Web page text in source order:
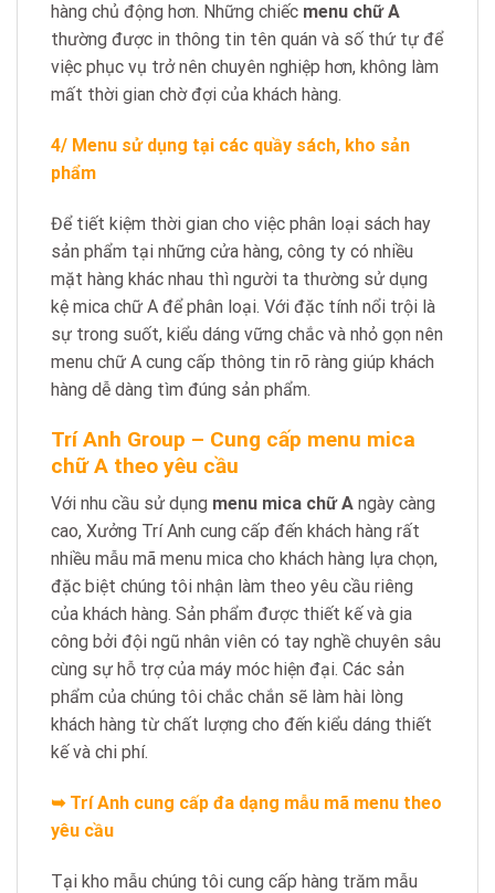
hàng chủ động hơn. Những chiếc menu chữ A
thường được in thông tin tên quán và số thứ tự để
việc phục vụ trở nên chuyên nghiệp hơn, không làm
mất thời gian chờ đợi của khách hàng.
4/ Menu sử dụng tại các quầy sách, kho sản
phẩm
Để tiết kiệm thời gian cho việc phân loại sách hay
sản phẩm tại những cửa hàng, công ty có nhiều
mặt hàng khác nhau thì người ta thường sử dụng
kệ mica chữ A để phân loại. Với đặc tính nổi trội là
sự trong suốt, kiểu dáng vững chắc và nhỏ gọn nên
menu chữ A cung cấp thông tin rõ ràng giúp khách
hàng dễ dàng tìm đúng sản phẩm.
Trí Anh Group – Cung cấp menu mica
chữ A theo yêu cầu
Với nhu cầu sử dụng menu mica chữ A ngày càng
cao, Xưởng Trí Anh cung cấp đến khách hàng rất
nhiều mẫu mã menu mica cho khách hàng lựa chọn,
đặc biệt chúng tôi nhận làm theo yêu cầu riêng
của khách hàng. Sản phẩm được thiết kế và gia
công bởi đội ngũ nhân viên có tay nghề chuyên sâu
cùng sự hỗ trợ của máy móc hiện đại. Các sản
phẩm của chúng tôi chắc chắn sẽ làm hài lòng
khách hàng từ chất lượng cho đến kiểu dáng thiết
kế và chi phí.
➥ Trí Anh cung cấp đa dạng mẫu mã menu theo
yêu cầu
Tại kho mẫu chúng tôi cung cấp hàng trăm mẫu